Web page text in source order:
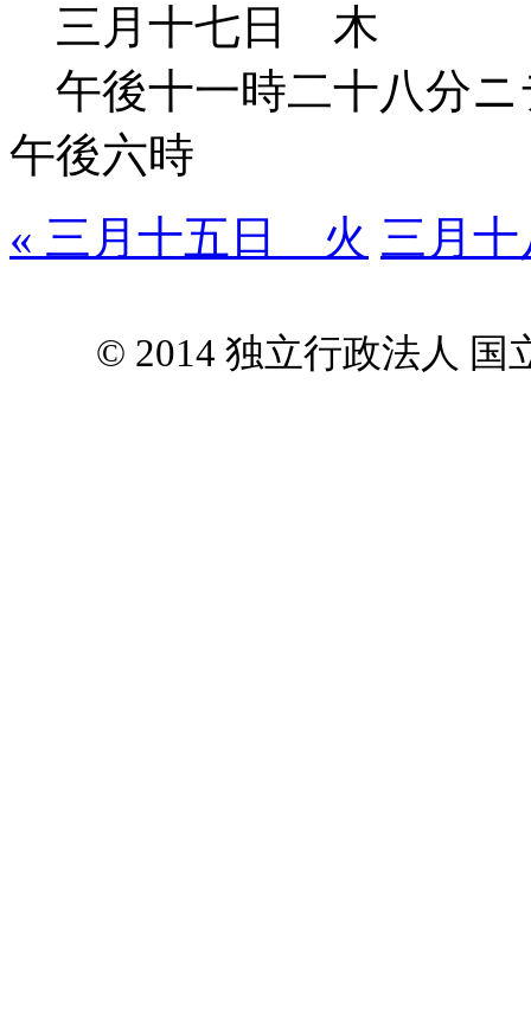
三月十七日 木
午後十一時二十八分
午後六時
« 三月十五日 火 三月
© 2014 独立行政法人 国